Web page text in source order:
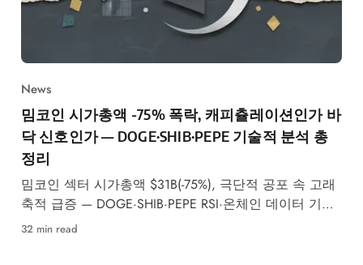
News
밈코인 시가총액 -75% 폭락, 캐피츌레이션인가 바
닥 신호인가 — DOGE·SHIB·PEPE 기술적 분석 총
정리
밈코인 섹터 시가총액 $31B(-75%), 극단적 공포 속 고래
축적 급증 — DOGE·SHIB·PEPE RSI·온체인 데이터 기반
바닥 신호 분석
32 min read